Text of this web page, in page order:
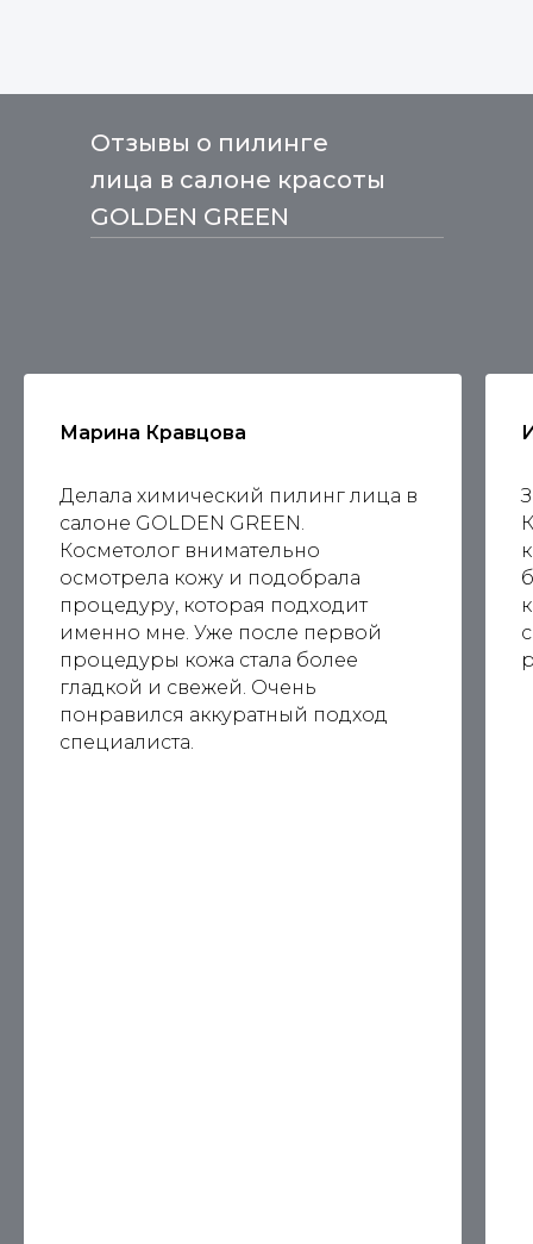
Отзывы о пилинге
лица в салоне красоты
GOLDEN GREEN
Марина Кравцова
Делала химический пилинг лица в
салоне GOLDEN GREEN.
Косметолог внимательно
осмотрела кожу и подобрала
процедуру, которая подходит
именно мне. Уже после первой
процедуры кожа стала более
гладкой и свежей. Очень
понравился аккуратный подход
специалиста.